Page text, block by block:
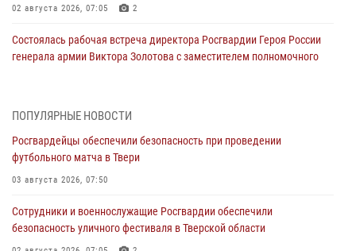
02 августа 2026, 07:05 2
Состоялась рабочая встреча директора Росгвардии Героя России
генерала армии Виктора Золотова с заместителем полномочного
31 июля 2026, 05:42 4
Росгвардейцы в Твери приняли участие в молебне, посвященном
Дню Крещения Руси
28 июля 2026, 11:30
Сотрудники вневедомственной охраны совершили 250 выездов и
пресекли 20 правонарушений за неделю в Тверской области
ПОПУЛЯРНЫЕ НОВОСТИ
Росгвардейцы обеспечили безопасность при проведении
футбольного матча в Твери
03 августа 2026, 07:50
Сотрудники и военнослужащие Росгвардии обеспечили
безопасность уличного фестиваля в Тверской области